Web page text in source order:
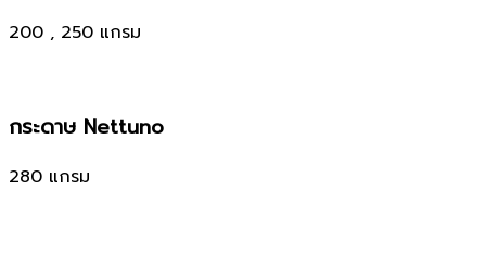
200 , 250 แกรม
กระดาษ Nettuno
280 แกรม